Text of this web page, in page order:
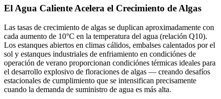
El Agua Caliente Acelera el Crecimiento de Algas
Las tasas de crecimiento de algas se duplican aproximadamente con
cada aumento de 10°C en la temperatura del agua (relación Q10).
Los estanques abiertos en climas cálidos, embalses calentados por el
sol y estanques industriales de enfriamiento en condiciónes de
operación de verano proporcionan condiciónes térmicas ideales para
el desarrollo explosivo de floraciones de algas — creando desafíos
estacionales de cumplimiento que se intensifican precisamente
cuando la demanda de suministro de agua es más alta.